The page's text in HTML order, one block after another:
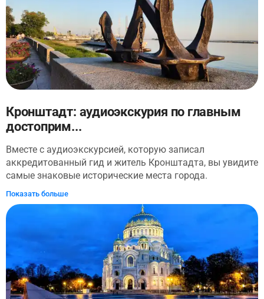
Кронштадт: аудиоэкскурия по главным
достоприм...
Вместе с аудиоэкскурсией, которую записал
аккредитованный гид и житель Кронштадта, вы увидите
самые знаковые исторические места города.
Прогуляетесь по историческому центру и узнаете, как на
протяжении более трех веков город-крепость защищает
Санкт-Петербург от угроз, услышите городские легенды
и истории о мореплавателях. Ваше путешествие
начнется в историческом центре города и далее
пройдет через: Андреевский сад, Безымянный переулок,
Адмиралтейство и Обводный канал, Футшток,
Итальянский дворец, Голландская кухня, Доковый
мост, Кронштадтский маяк и Петровский парк.
Показать больше